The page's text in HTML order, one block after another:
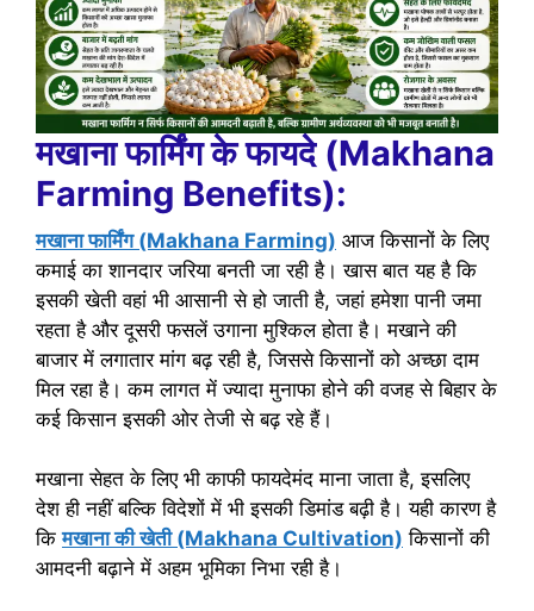
मखाना फार्मिंग के फायदे (Makhana
Farming Benefits):
मखाना फार्मिंग (Makhana Farming) आज किसानों के लिए
कमाई का शानदार जरिया बनती जा रही है। खास बात यह है कि
इसकी खेती वहां भी आसानी से हो जाती है, जहां हमेशा पानी जमा
रहता है और दूसरी फसलें उगाना मुश्किल होता है। मखाने की
बाजार में लगातार मांग बढ़ रही है, जिससे किसानों को अच्छा दाम
मिल रहा है। कम लागत में ज्यादा मुनाफा होने की वजह से बिहार के
कई किसान इसकी ओर तेजी से बढ़ रहे हैं।
मखाना सेहत के लिए भी काफी फायदेमंद माना जाता है, इसलिए
देश ही नहीं बल्कि विदेशों में भी इसकी डिमांड बढ़ी है। यही कारण है
किमखाना की खेती (Makhana Cultivation) किसानों की
आमदनी बढ़ाने में अहम भूमिका निभा रही है।